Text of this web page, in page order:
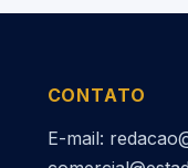
CONTATO
E-mail: